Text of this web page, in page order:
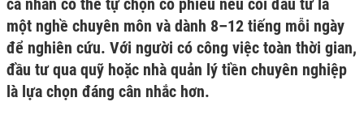
cá nhân có thể tự chọn cổ phiếu nếu coi đầu tư là
một nghề chuyên môn và dành 8–12 tiếng mỗi ngày
để nghiên cứu. Với người có công việc toàn thời gian,
đầu tư qua quỹ hoặc nhà quản lý tiền chuyên nghiệp
là lựa chọn đáng cân nhắc hơn.